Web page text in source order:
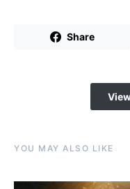
Share
YOU MAY ALSO LIKE